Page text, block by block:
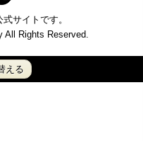
サイトです。
Rights Reserved.
える